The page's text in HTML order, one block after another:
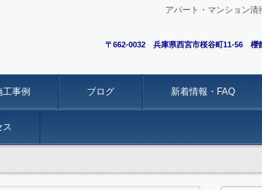
アパート・マンション清
〒662-0032 兵庫県西宮市桜谷町11-56 櫻
工事例 ブログ 新着情報・FAQ
ス